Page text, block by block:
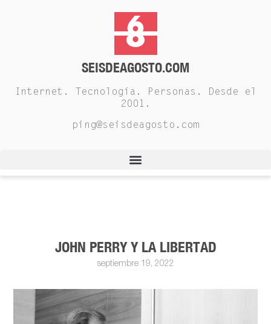
SEISDEAGOSTO.COM
Internet. Tecnología. Personas. Desde el
2001.
ping@seisdeagosto.com
JOHN PERRY Y LA LIBERTAD
septiembre 19, 2022